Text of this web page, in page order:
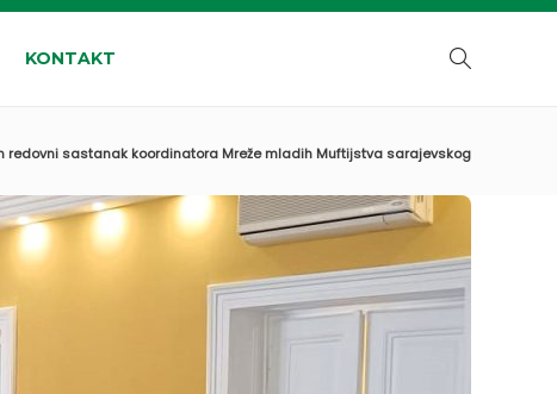
KONTAKT
redovni sastanak koordinatora Mreže mladih Muftijstva sarajevskog